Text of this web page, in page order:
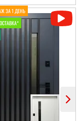
Ростік
дуже великий
вибір і дуже
дана
Встановили